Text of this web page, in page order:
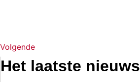
Volgende
Het laatste nieuws